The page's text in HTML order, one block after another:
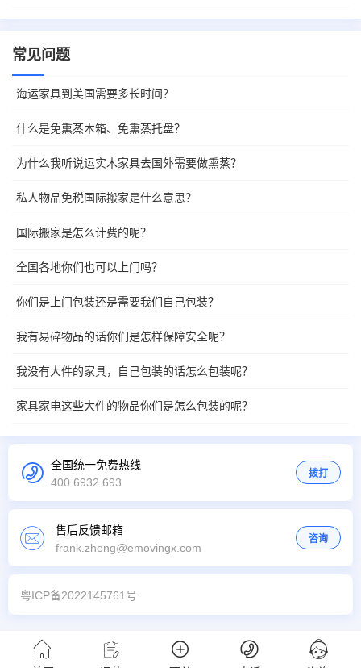
常见问题
海运家具到美国需要多长时间？
什么是免熏蒸木箱、免熏蒸托盘？
为什么我听说运实木家具去国外需要做熏蒸？
私人物品免税国际搬家是什么意思？
国际搬家是怎么计费的呢？
全国各地你们也可以上门吗？
你们是上门包装还是需要我们自己包装？
我有易碎物品的话你们是怎样保障安全呢？
我没有大件的家具，自己包装的话怎么包装呢？
家具家电这些大件的物品你们是怎么包装的呢？
全国统一免费热线
400 6932 693
拨打
售后反馈邮箱
frank.zheng@emovingx.com
咨询
粤ICP备2022145761号